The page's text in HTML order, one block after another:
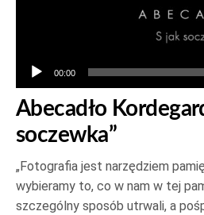
00:00
Abecadło
soczewka”
„Fotografia jest narzędziem
wybieramy to, co w nam w tej
szczególny sposób utrwali, a